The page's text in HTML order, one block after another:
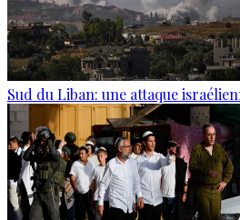
Sud du Liban: une attaque